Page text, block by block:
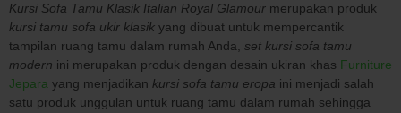
Kursi Sofa Tamu Klasik Italian Royal Glamour merupakan produk
kursi tamu sofa ukir klasik yang dibuat untuk mempercantik
tampilan ruang tamu dalam rumah Anda, set kursi sofa tamu
modern ini merupakan produk dengan desain ukiran khas Furniture
Jepara yang menjadikan kursi sofa tamu eropa ini menjadi salah
satu produk unggulan untuk ruang tamu dalam rumah sehingga